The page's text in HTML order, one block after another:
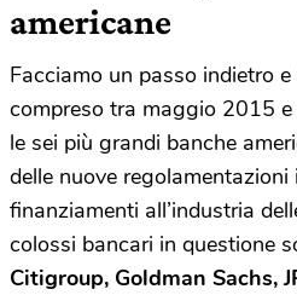
americane
Facciamo un passo indietro
compreso tra maggio 2015 e
le sei più grandi banche
delle nuove
finanziamenti all’industria
colossi bancari in questione
Citigroup, Goldman Sachs,